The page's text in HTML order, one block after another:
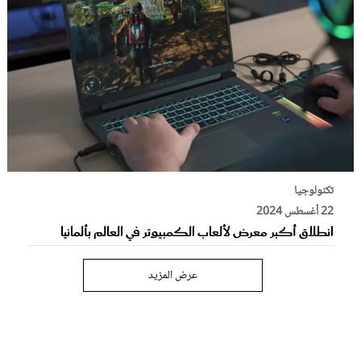
تكنولوجيا
22 أغسطس 2024
انطلاق أكبر معرض لألعاب الكمبيوتر في العالم بألمانيا
عرض المزيد